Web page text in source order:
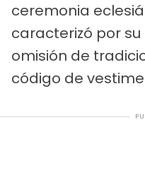
ceremonia
caracterizó por
omisión de
código de